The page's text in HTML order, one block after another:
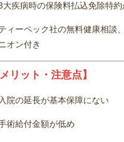
大疾病時の保険料払込免除特約
ィーペック社の無料健康相談
オン付き
メリット・注意点】
入院の延長が基本保障にない
術給付金額が低め